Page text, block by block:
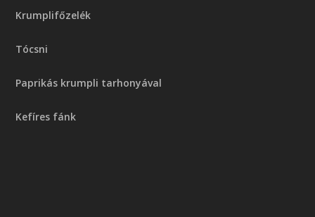
Krumplifőzelék
Tócsni
Paprikás krumpli tarhonyával
Kefíres fánk